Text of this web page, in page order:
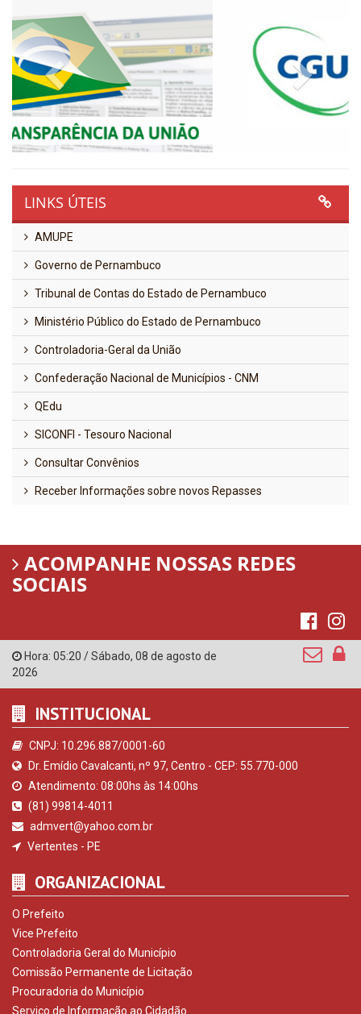
Previous Next
LINKS ÚTEIS
AMUPE
Governo de Pernambuco
Tribunal de Contas do Estado de Pernambuco
Ministério Público do Estado de Pernambuco
Controladoria-Geral da União
Confederação Nacional de Municípios - CNM
QEdu
SICONFI - Tesouro Nacional
Consultar Convênios
Receber Informações sobre novos Repasses
ACOMPANHE NOSSAS REDES
SOCIAIS
Hora: 05:20 /Sábado, 08 de agosto de
2026
INSTITUCIONAL
CNPJ: 10.296.887/0001-60
Dr. Emídio Cavalcanti, nº 97, Centro - CEP: 55.770-000
Atendimento: 08:00hs às 14:00hs
(81) 99814-4011
admvert@yahoo.com.br
Vertentes - PE
ORGANIZACIONAL
O Prefeito
Vice Prefeito
Controladoria Geral do Município
Comissão Permanente de Licitação
Procuradoria do Município
Serviço de Informação ao Cidadão